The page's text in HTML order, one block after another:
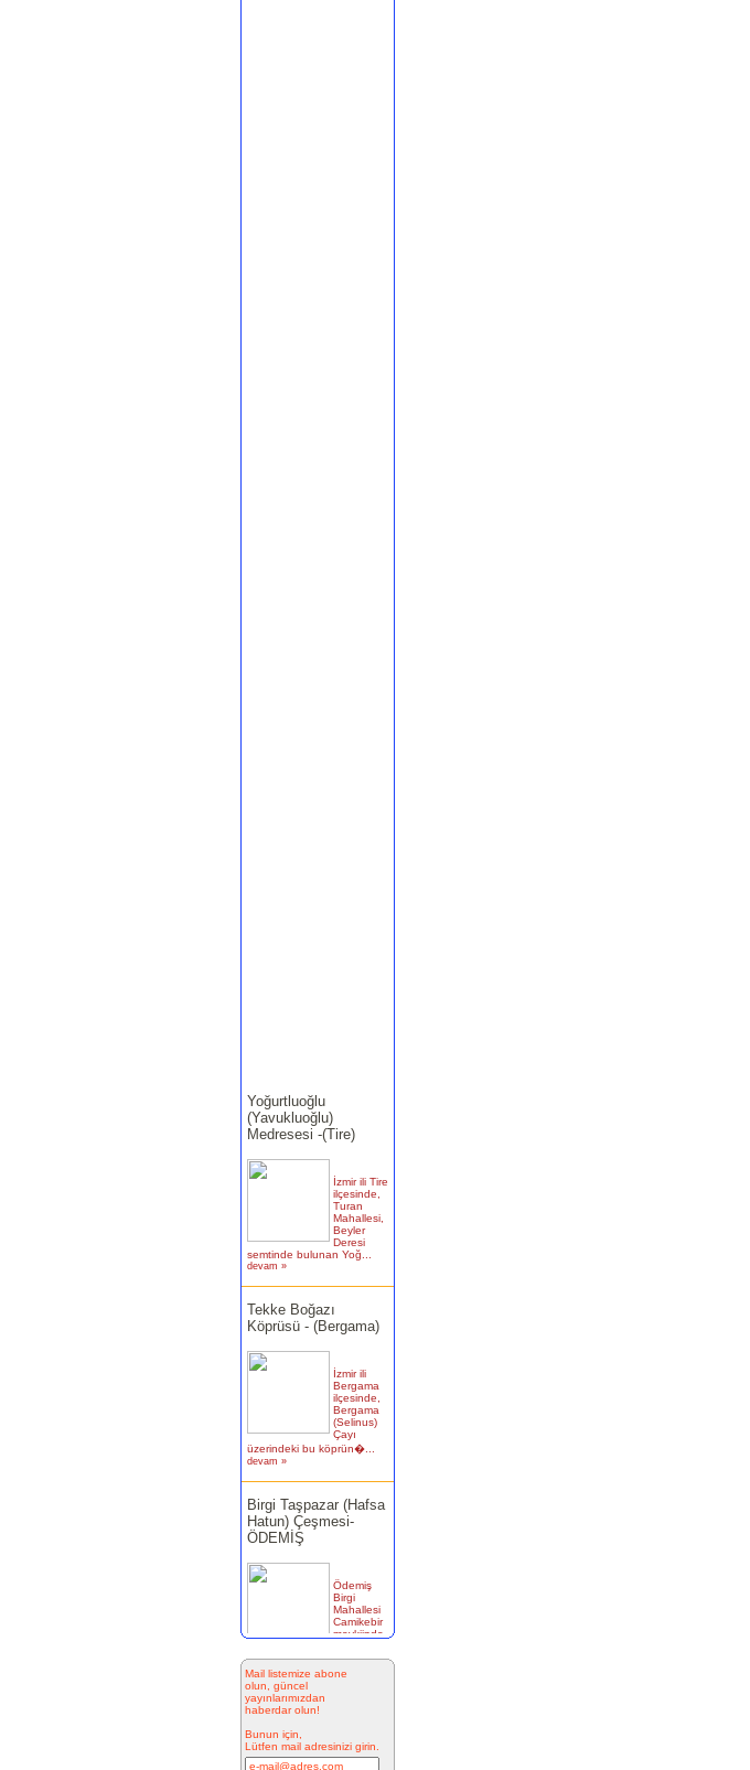
(Yavukluoğlu)
Medresesi -(Tire)
ilçesinde,
Turan
Mahallesi,
Beyler
Deresi
semtinde bulunan Yoğ...
devam »
Köprüsü - (Bergama)
Bergama
ilçesinde,
Bergama
(Selinus)
Çayı
üzerindeki bu köprün�...
devam »
Hatun) Çeşmesi-
ÖDEMİŞ
Birgi
Mahallesi
Camikebir
mevkiinde,
Taşpazar
semti 253 ada 4 parselde...
Kitabesiz Çeşmeler 4-
ÇEŞME
Resimde
Mail listemize abone
olun, güncel
yayınlarımızdan
haberdar olun!
Bunun için,
Lütfen mail adresinizi girin.